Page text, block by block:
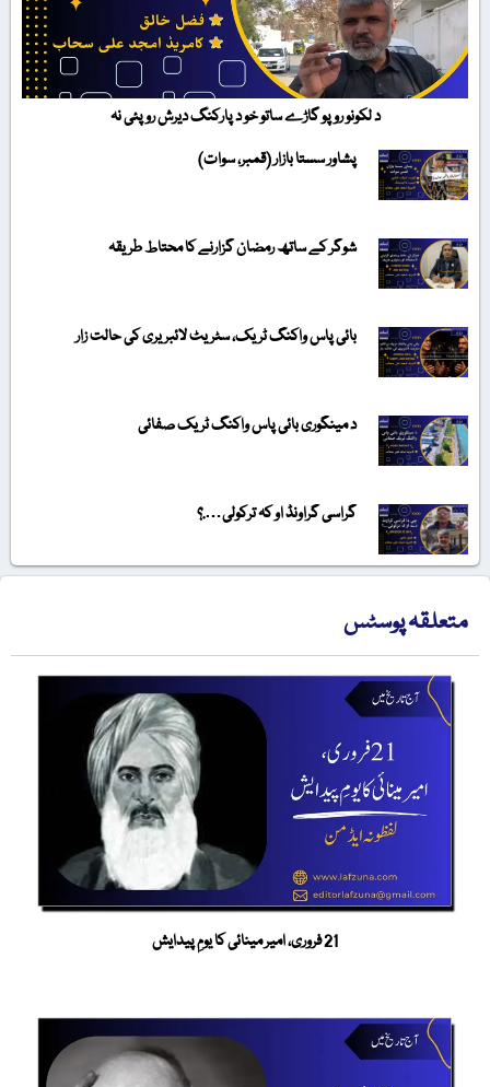
د لکونو روپو گاڑے ساتو خو د پارکنگ دیرش روپئی نہ
پشاور سستا بازار (قمبر، سوات)
شوگر کے ساتھ رمضان گزارنے کا محتاط طریقہ
بائی پاس واکنگ ٹریک، سٹریٹ لائبریری کی حالت زار
د مینگوری بائی پاس واکنگ ٹریک صفائی
گراسی گراونڈ او کہ ترکولی….؟
متعلقہ پوسٹس
21 فروری، امیر مینائی کا یومِ پیدایش